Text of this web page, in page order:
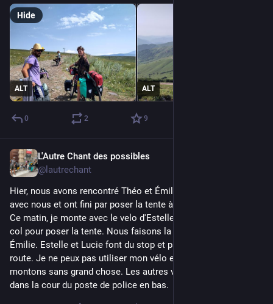
ALT ALT
Hide
0 2 9
L'Autre Chant des possibles
@lautrechant
Hier, nous avons rencontré Théo et Émilie qui ont pris le thé
avec nous et ont fini par poser la tente à côté de la nôtre.
Ce matin, je monte avec le velo d'Estelle allégé et Léon vers le
col pour poser la tente. Nous faisons la route avec Théo et
Émilie. Estelle et Lucie font du stop et passent par une autre
route. Je ne peux pas utiliser mon vélo e' l'État alors nous
montons sans grand chose. Les autres vélos et bagages sont
dans la cour du poste de police en bas.